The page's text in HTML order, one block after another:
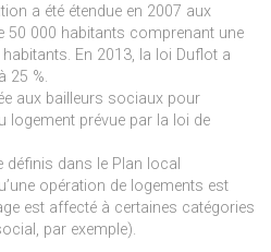
a été étendue en 2007 aux
50 000 habitants comprenant une
En 2013, la loi Duflot a
25 %.
aux bailleurs sociaux pour
logement prévue par la loi de
définis dans le Plan local
opération de logements est
est affecté à certaines catégories
par exemple).